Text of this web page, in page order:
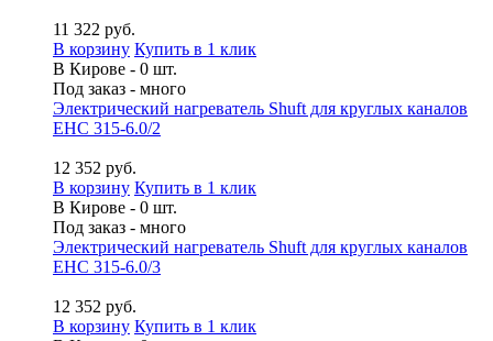
11 322 руб.
В корзину Купить в 1 клик
В Кирове - 0 шт.
Под заказ - много
Электрический нагреватель Shuft для круглых каналов
EHC 315-6.0/2
12 352 руб.
В корзину Купить в 1 клик
В Кирове - 0 шт.
Под заказ - много
Электрический нагреватель Shuft для круглых каналов
EHC 315-6.0/3
12 352 руб.
В корзину Купить в 1 клик